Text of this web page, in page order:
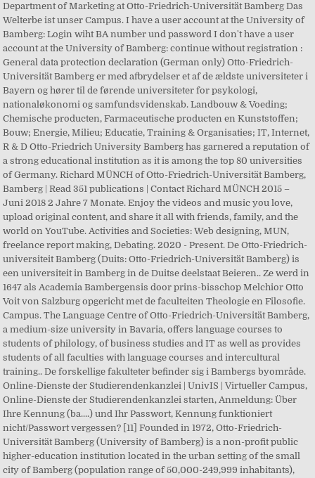
Department of Marketing at Otto-Friedrich-Universität Bamberg Das
Welterbe ist unser Campus. I have a user account at the University of
Bamberg: Login wiht BA number und password I don't have a user
account at the University of Bamberg: continue without registration :
General data protection declaration (German only) Otto-Friedrich-
Universität Bamberg er med afbrydelser et af de ældste universiteter i
Bayern og hører til de førende universiteter for psykologi,
nationaløkonomi og samfundsvidenskab. Landbouw & Voeding;
Chemische producten, Farmaceutische producten en Kunststoffen;
Bouw; Energie, Milieu; Educatie, Training & Organisaties; IT, Internet,
R & D Otto-Friedrich University Bamberg has garnered a reputation of
a strong educational institution as it is among the top 80 universities
of Germany. Richard MÜNCH of Otto-Friedrich-Universität Bamberg,
Bamberg | Read 351 publications | Contact Richard MÜNCH 2015 –
Juni 2018 2 Jahre 7 Monate. Enjoy the videos and music you love,
upload original content, and share it all with friends, family, and the
world on YouTube. Activities and Societies: Web designing, MUN,
freelance report making, Debating. 2020 - Present. De Otto-Friedrich-
universiteit Bamberg (Duits: Otto-Friedrich-Universität Bamberg) is
een universiteit in Bamberg in de Duitse deelstaat Beieren.. Ze werd in
1647 als Academia Bambergensis door prins-bisschop Melchior Otto
Voit von Salzburg opgericht met de faculteiten Theologie en Filosofie.
Campus. The Language Centre of Otto-Friedrich-Universität Bamberg,
a medium-size university in Bavaria, offers language courses to
students of philology, of business studies and IT as well as provides
students of all faculties with language courses and intercultural
training.. De forskellige fakulteter befinder sig i Bambergs byområde.
Online-Dienste der Studierendenkanzlei | UnivIS | Virtueller Campus,
Online-Dienste der Studierendenkanzlei starten, Anmeldung: Über
Ihre Kennung (ba....) und Ihr Passwort, Kennung funktioniert
nicht/Passwort vergessen? [11] Founded in 1972, Otto-Friedrich-
Universität Bamberg (University of Bamberg) is a non-profit public
higher-education institution located in the urban setting of the small
city of Bamberg (population range of 50,000-249,999 inhabitants),